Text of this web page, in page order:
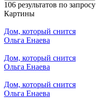
106 результатов по запросу
Картины
Дом, который снится
Ольга Енаева
Дом, который снится
Ольга Енаева
Дом, который снится
Ольга Енаева